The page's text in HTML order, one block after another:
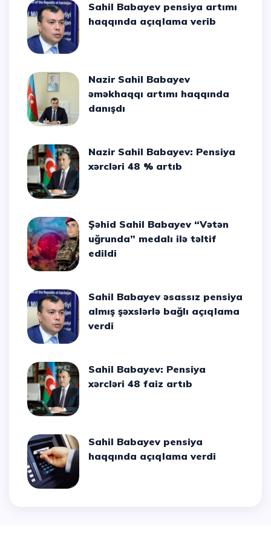
Sahil Babayev pensiya artımı
haqqında açıqlama verib
Nazir Sahil Babayev
əməkhaqqı artımı haqqında
danışdı
Nazir Sahil Babayev: Pensiya
xərcləri 48 % artıb
Şəhid Sahil Babayev “Vətən
uğrunda” medalı ilə təltif
edildi
Sahil Babayev əsassız pensiya
almış şəxslərlə bağlı açıqlama
verdi
Sahil Babayev: Pensiya
xərcləri 48 faiz artıb
Sahil Babayev pensiya
haqqında açıqlama verdi